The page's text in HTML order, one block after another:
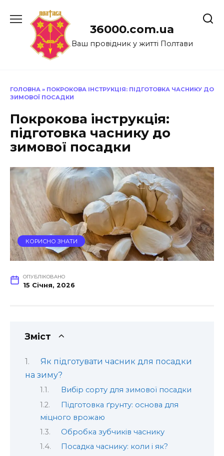
до
36000.com.ua
Ваш провідник у житті Полтави
ГОЛОВНА » ПОКРОКОВА ІНСТРУКЦІЯ: ПІДГОТОВКА ЧАСНИКУ ДО
ЗИМОВОЇ ПОСАДКИ
Покрокова інструкція:
підготовка часнику до
зимової посадки
КОРИСНО ЗНАТИ
ОПУБЛІКОВАНО
15 Січня, 2026
Зміст
Як підготувати часник для посадки
на зиму?
Вибір сорту для зимової посадки
Підготовка ґрунту: основа для
міцного врожаю
Обробка зубчиків часнику
Посадка часнику: коли і як?